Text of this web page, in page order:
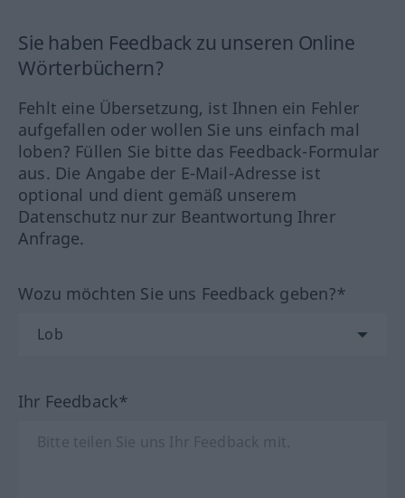
Sie haben Feedback zu unseren Online
Wörterbüchern?
Fehlt eine Übersetzung, ist Ihnen ein Fehler
aufgefallen oder wollen Sie uns einfach mal
loben? Füllen Sie bitte das Feedback-Formular
aus. Die Angabe der E-Mail-Adresse ist
optional und dient gemäß unserem
Datenschutz nur zur Beantwortung Ihrer
Anfrage.
Wozu möchten Sie uns Feedback geben?*
Ihr Feedback*